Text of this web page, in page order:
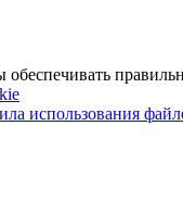
использования